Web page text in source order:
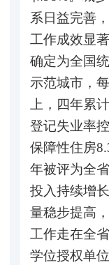
系日益完善
工作成效显
确定为全国
示范城市，
上，四年累
登记失业率
保障性住房
年被评为全
投入持续增
量稳步提高
工作走在全
学位授权单